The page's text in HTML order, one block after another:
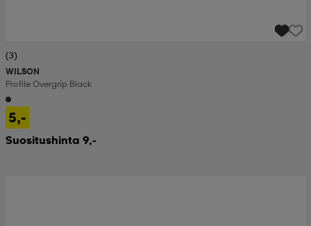
(3)
WILSON
Profile Overgrip Black
5,-
Suositushinta 9,-